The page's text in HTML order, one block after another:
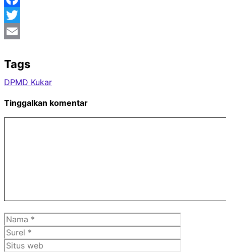
Facebook
Twitter
Tags
DPMD Kukar
Tinggalkan komentar
Nama
Surel
Situs